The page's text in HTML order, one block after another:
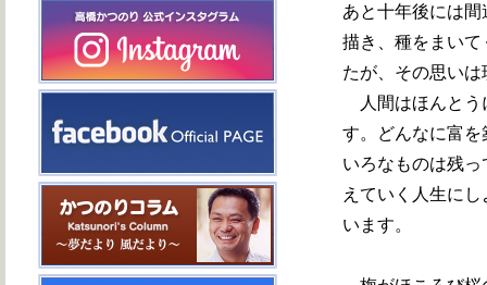
あと十年後には
描き、種をまい
たが、その思い
人間はほんとう
す。どんなに富
いろなものは残
えていく人生に
います。